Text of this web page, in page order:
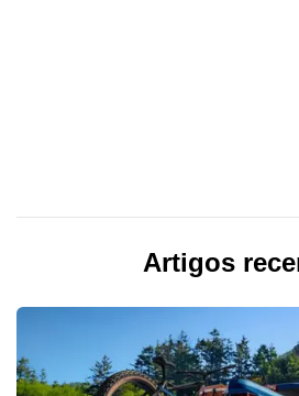
Artigos